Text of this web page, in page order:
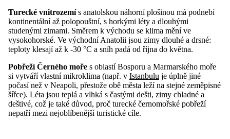
Turecké vnitrozemís anatolskou náhorní plošinou má podnebí
kontinentální až polopouštní, s horkými léty a dlouhými
studenými zimami. Směrem k východu se klima mění ve
vysokohorské. Ve východní Anatolii jsou zimy dlouhé a drsné:
teploty klesají až k -30 °C a sníh padá od října do května.
Pobřeží Černého moře s oblastí Bosporu a Marmarského moře
si vytváří vlastní mikroklima (např. v Istanbulu je úplně jiné
počasí než v Neapoli, přestože obě města leží na stejné zeměpisné
šířce). Léta jsou teplá a vlhká s častými dešti, zimy chladné a
deštivé, což je také důvod, proč turecké černomořské pobřeží
nepatří mezi nejoblíbenější turistické cíle.